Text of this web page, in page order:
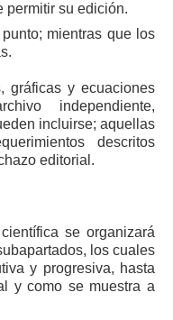
permitir su edición.
mientras que los
gráficas y ecuaciones
independiente,
incluirse; aquellas
descritos
editorial.
se organizará
los cuales
y progresiva, hasta
y como se muestra a